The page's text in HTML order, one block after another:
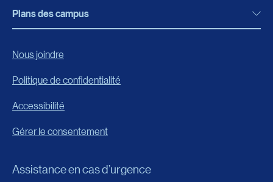
Bibliothèque
Boutique en ligne
Carrières
Événements
Fondation de l’UQAR
FAQ
Programmes, formations et admission
Frais de scolarité
Plans des campus
Nous joindre
Politique de confidentialité
Accessibilité
Gérer le consentement
Assistance en cas d’urgence